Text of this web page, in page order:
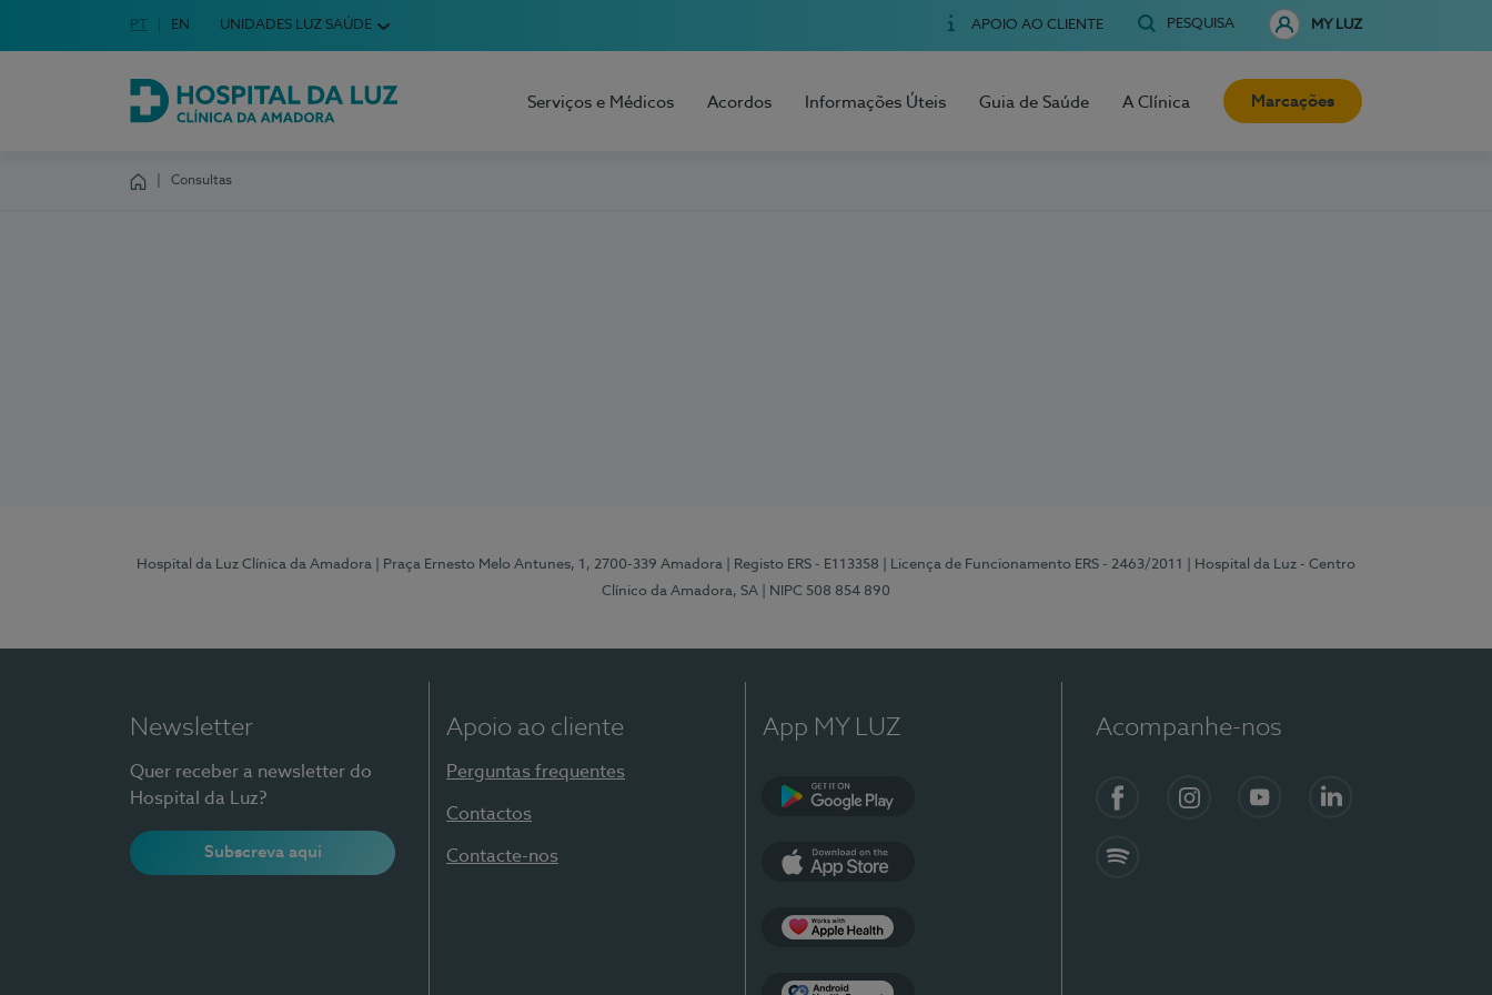
Escolha o seu idioma
Idioma em Português
PT English Language
EN UNIDADES LUZ SAÚDE APOIO AO CLIENTE PESQUISA MY LUZ
Hospital da Luz Clínica da Amadora
Serviços e Médicos Acordos Informações Úteis Guia de Saúde A Clínica Marcações
Consultas
Hospital da Luz Clínica da Amadora | Praça Ernesto Melo Antunes, 1, 2700-339 Amadora | Registo ERS - E113358 | Licença de Funcionamento ERS - 2463/2011
| Hospital da Luz - Centro
Clínico da Amadora, SA
| NIPC 508 854 890
Newsletter
Quer receber a newsletter do
Hospital da Luz?
Subscreva aqui
Apoio ao cliente
Perguntas frequentes
Contactos
Contacte-nos
App MY LUZ Acompanhe-nos